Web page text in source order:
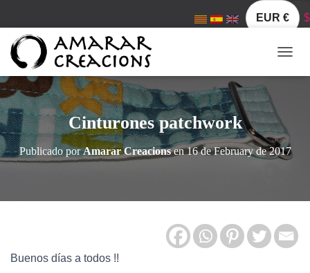
EUR € $
A
A
R
M
N
A
Cinturones patchwork
Publicado porAmarar Creacionsen16 de February de 2017
Buenos días a todos !!